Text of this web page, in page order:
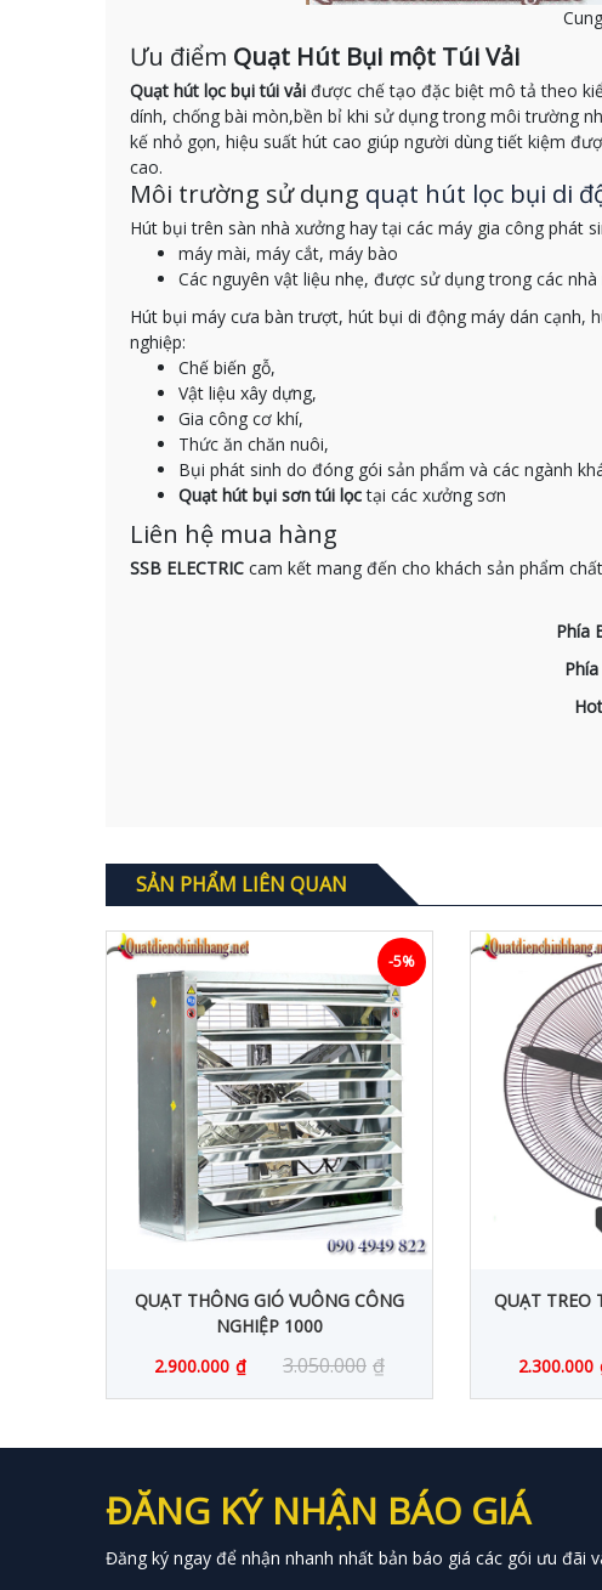
Ưu điểm Quạt Hút Bụi một Túi Vải
Quạt hút lọc bụi túi vải được chế tạo đặc biệt mô tả theo
dính, chống bài mòn,bền bỉ khi sử dụng trong môi trường
kế nhỏ gọn, hiệu suất hút cao giúp người dùng tiết kiệm
cao.
Môi trường sử dụng quạt hút lọc bụi di
Hút bụi trên sàn nhà xưởng hay tại các máy gia công phát
máy mài, máy cắt, máy bào
Các nguyên vật liệu nhẹ, được sử dụng trong các
Hút bụi máy cưa bàn trượt, hút bụi di động máy dán cạnh,
nghiệp:
Chế biến gỗ,
Vật liệu xây dựng,
Gia công cơ khí,
Thức ăn chăn nuôi,
Bụi phát sinh do đóng gói sản phẩm và các ngành
Quạt hút bụi sơn túi lọctại các xưởng sơn
Liên hệ mua hàng
SSB ELECTRIC cam kết mang đến cho khách sản phẩm
Phía
SẢN PHẨM LIÊN QUAN
QUẠT THÔNG GIÓ VUÔNG CÔNG
NGHIỆP 1000
2.900.000 ₫ 3.050.000 ₫
-5%
QUẠT TREO
2.300.000
ĐĂNG KÝ NHẬN BÁO GIÁ
Đăng ký ngay để nhận nhanh nhất bản báo giá các gói ưu đãi